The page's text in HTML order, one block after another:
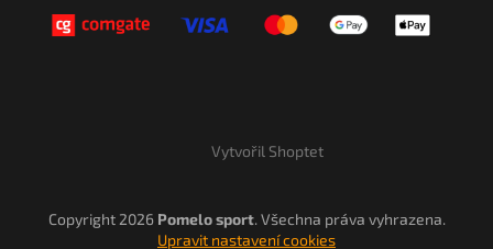
Vytvořil Shoptet
Copyright 2026 Pomelo sport. Všechna práva vyhrazena.
Upravit nastavení cookies